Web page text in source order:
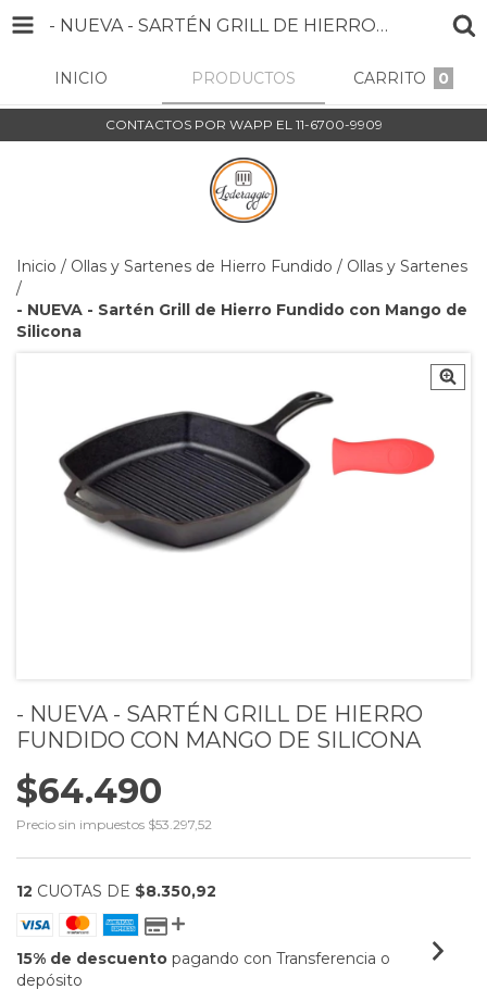
- NUEVA - SARTÉN GRILL DE HIERRO FUNDIDO CON MANGO DE SILICONA
INICIO PRODUCTOS CARRITO 0
CONTACTOS POR WAPP EL 11-6700-9909
Inicio / Ollas y Sartenes de Hierro Fundido / Ollas y Sartenes
/
- NUEVA - Sartén Grill de Hierro Fundido con Mango de
Silicona
- NUEVA - SARTÉN GRILL DE HIERRO
FUNDIDO CON MANGO DE SILICONA
$64.490
Precio sin impuestos $53.297,52
12 CUOTAS DE $8.350,92
15% de descuento pagando con Transferencia o
depósito